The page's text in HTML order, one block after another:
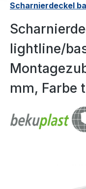
Scharnierdeckel
lightline/
mm, Farbe